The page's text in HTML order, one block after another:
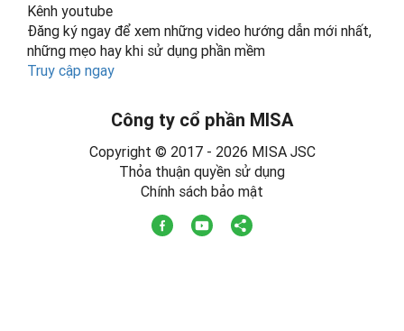
Kênh youtube
Đăng ký ngay để xem những video hướng dẫn mới nhất,
những mẹo hay khi sử dụng phần mềm
Truy cập ngay
Công ty cổ phần MISA
Copyright © 2017 - 2026 MISA JSC
Thỏa thuận quyền sử dụng
Chính sách bảo mật